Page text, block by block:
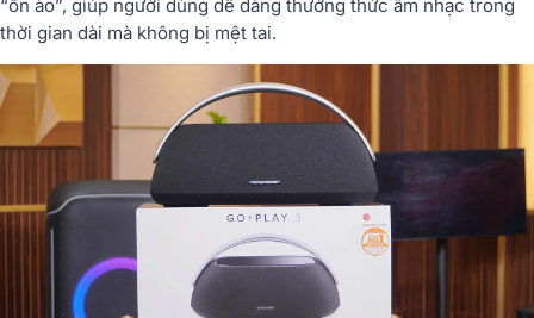
“ồn ào”, giúp người dùng dễ dàng thưởng thức âm nhạc trong
thời gian dài mà không bị mệt tai.